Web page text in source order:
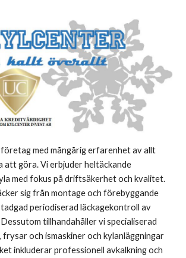
med mångårig erfarenhet av allt
att göra.Vi erbjuder heltäckande
med fokus på driftsäkerhet och kvalitet.
sig från montage och förebyggande
periodiserad läckagekontroll av
tillhandahåller vi specialiserad
och ismaskiner och kylanläggningar
inkluderar professionell avkalkning och